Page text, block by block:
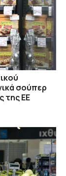
σούπερ
της ΕΕ